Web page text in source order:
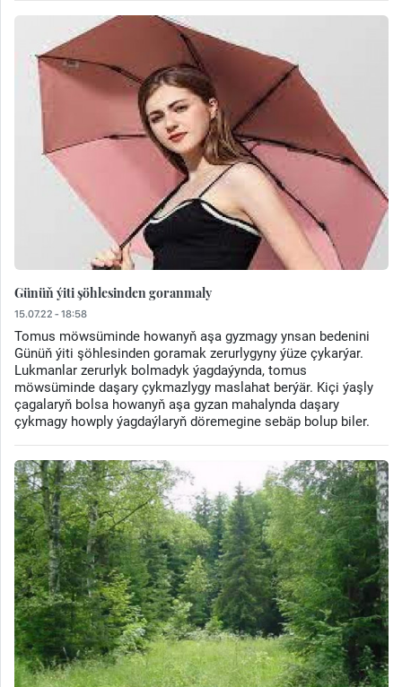
Günüň ýiti şöhlesinden goranmaly
15.07.22 - 18:58
Tomus möwsüminde howanyň aşa gyzmagy ynsan bedenini
Günüň ýiti şöhlesinden goramak zerurlygyny ýüze çykarýar.
Lukmanlar zerurlyk bolmadyk ýagdaýynda, tomus
möwsüminde daşary çykmazlygy maslahat berýär. Kiçi ýaşly
çagalaryň bolsa howanyň aşa gyzan mahalynda daşary
çykmagy howply ýagdaýlaryň döremegine sebäp bolup biler.